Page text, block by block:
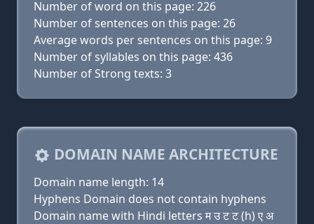
Number of word on this page: 226
Number of sentences on this page: 26
Average words per sentences on this page: 9
Number of syllables on this page: 436
Number of Strong texts: 3
DOMAIN NAME ARCHITECTURE
Domain name length: 14
Hyphens Domain does not contain hyphens
Domain name with Hindi letters म उ ट ट (h) ए अ